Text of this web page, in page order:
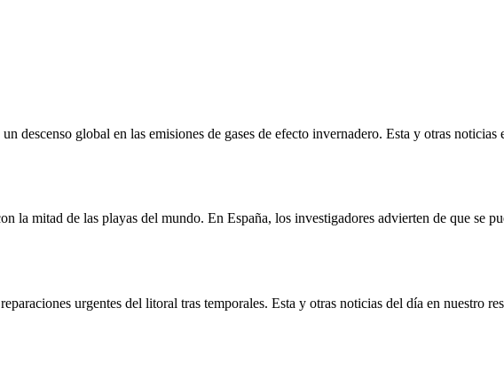
descenso global en las emisiones de gases de efecto invernadero. Esta y otras noticias
la mitad de las playas del mundo. En España, los investigadores advierten de que se
urgentes del litoral tras temporales. Esta y otras noticias del día en nuestro